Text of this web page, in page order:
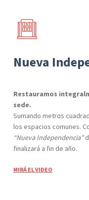
Nueva
Restauramos
sede.
Sumando metros
los espacios comunes.
“Nueva Independencia”
finalizará a fin de año.
MIRÁ EL VIDEO